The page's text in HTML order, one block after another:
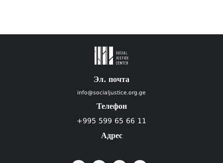
Эл. почта
info@socialjustice.org.ge
Телефон
+995 599 65 66 11
Адрес